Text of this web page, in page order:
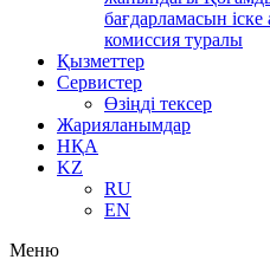
бағдарламасын
комиссия туралы
Қызметтер
Сервистер
Өзіңді тексер
Жарияланымдар
НҚА
KZ
RU
EN
Меню